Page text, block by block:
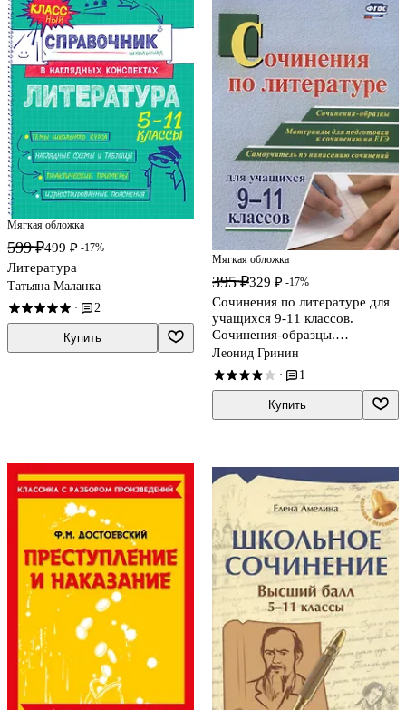
Мягкая обложка
599 ₽499 ₽ -17%
Литература
Татьяна Маланка
· 2
Купить
Мягкая обложка
395 ₽329 ₽ -17%
Сочинения по литературе для
учащихся 9-11 классов.
Сочинения-образцы.
Материалы для подготовки к
сочинению на ЕГЭ.
Самоучитель по написанию
сочинений
Леонид Гринин
· 1
Купить